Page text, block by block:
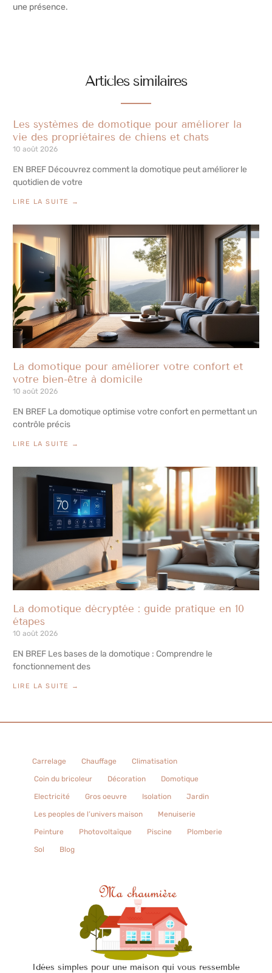
une présence.
Articles similaires
Les systèmes de domotique pour améliorer la
vie des propriétaires de chiens et chats
10 août 2026
EN BREF Découvrez comment la domotique peut améliorer le
quotidien de votre
LIRE LA SUITE →
La domotique pour améliorer votre confort et
votre bien-être à domicile
10 août 2026
EN BREF La domotique optimise votre confort en permettant un
contrôle précis
LIRE LA SUITE →
La domotique décryptée : guide pratique en 10
étapes
10 août 2026
EN BREF Les bases de la domotique : Comprendre le
fonctionnement des
LIRE LA SUITE →
Idées simples pour une maison qui vous ressemble
Carrelage Chauffage Climatisation
Coin du bricoleur Décoration Domotique
Electricité Gros oeuvre Isolation Jardin
Les peoples de l’univers maison Menuiserie
Peinture Photovoltaïque Piscine Plomberie
Sol Blog